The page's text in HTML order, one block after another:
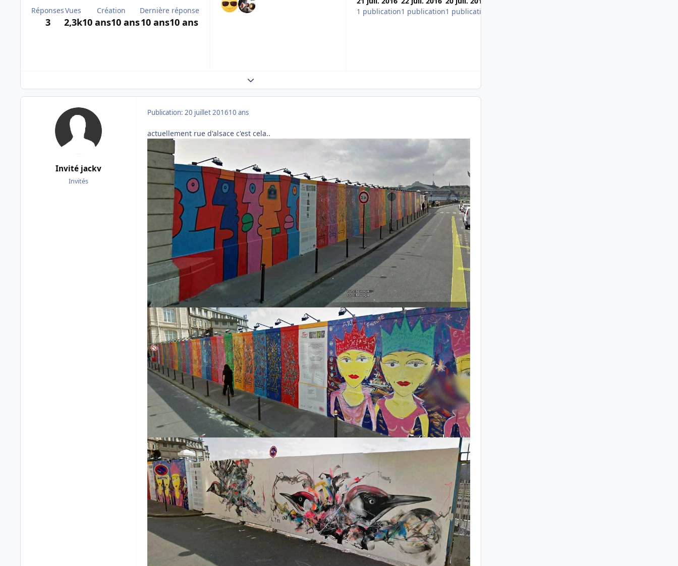
Réponses
3
Vues
2,3k
Création
10 ans10 ans
Dernière réponse
10 ans10 ans
1 publication1 publication1 publication
Expand topic overview
Invité jackv
Invités
Publication: 20 juillet 201610 ans
actuellement rue d'alsace c'est cela..